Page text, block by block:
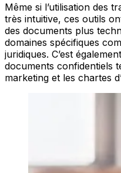
Même si l’utilisation des
très intuitive, ces outils
des documents plus
domaines spécifiques
juridiques. C’est
documents confidentiels
marketing et les chartes